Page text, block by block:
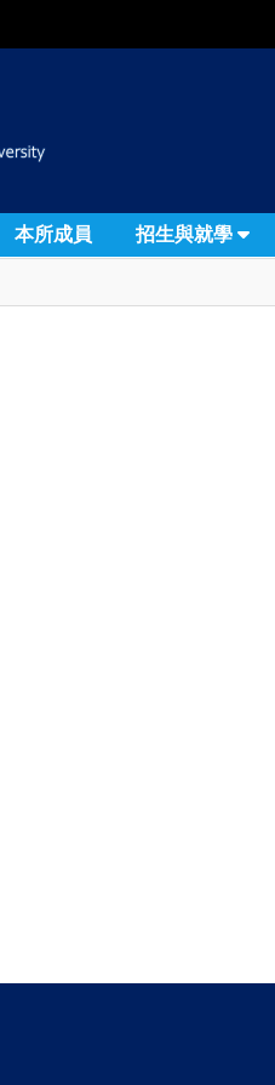
本所成員 招生與就學